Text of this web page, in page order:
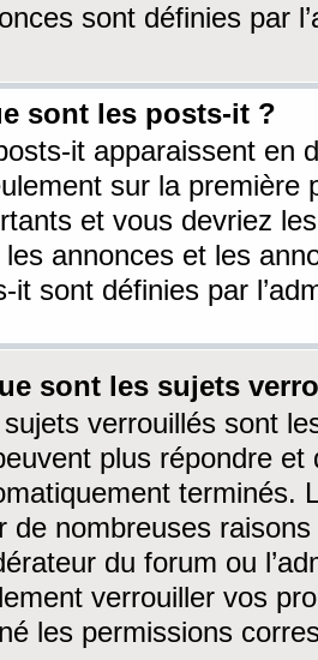
sont définies par
sont les posts-it ?
it apparaissent en
sur la première
et vous devriez
les annonces et les
it sont définies par
sont les sujets
sujets verrouillés sont
plus répondre
terminés.
de nombreuses
du forum ou
verrouiller vos
les permissions